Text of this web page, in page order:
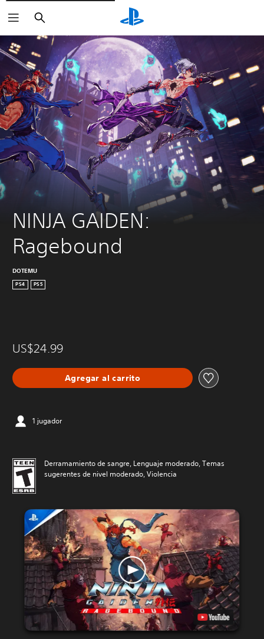
Buscar
NINJA GAIDEN:
Ragebound
DOTEMU
PS4 PS5
US$24.99
Agregar al carrito
1 jugador
Derramamiento de sangre, Lenguaje moderado, Temas
sugerentes de nivel moderado, Violencia